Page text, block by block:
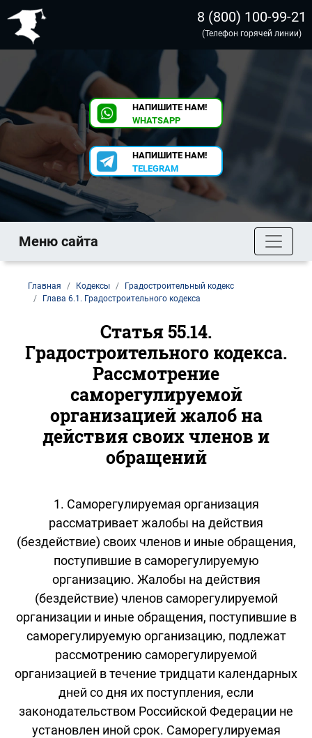
8 (800) 100-99-21
(Телефон горячей линии)
НАПИШИТЕ НАМ!
WHATSAPP
НАПИШИТЕ НАМ!
TELEGRAM
Меню сайта
Главная Кодексы
Градостроительный кодекс
Глава 6.1. Градостроительного кодекса
Статья 55.14.
Градостроительного кодекса.
Рассмотрение
саморегулируемой
организацией жалоб на
действия своих членов и
обращений
1. Саморегулируемая организация
рассматривает жалобы на действия
(бездействие) своих членов и иные обращения,
поступившие в саморегулируемую
организацию. Жалобы на действия
(бездействие) членов саморегулируемой
организации и иные обращения, поступившие в
саморегулируемую организацию, подлежат
рассмотрению саморегулируемой
организацией в течение тридцати календарных
дней со дня их поступления, если
законодательством Российской Федерации не
установлен иной срок. Саморегулируемая